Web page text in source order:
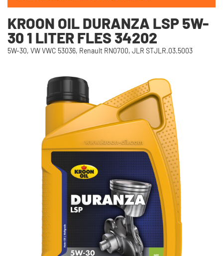
KROON OIL DURANZA LSP 5W-
30 1 LITER FLES 34202
5W-30, VW VWC 53036, Renault RN0700, JLR STJLR.03.5003